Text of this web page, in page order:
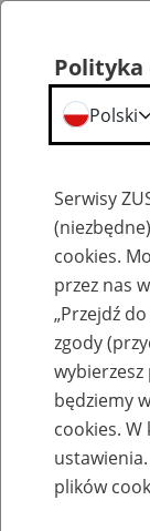
Szkolenia
Zaproś
Polityka
Polski
Serwisy
cookies.
przez nas
„Przejdź
zgody
wybierzesz
będziemy
cookies. W
plików